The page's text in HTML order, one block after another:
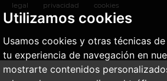
Utilizamos cookies
Usamos cookies y otras técnicas
tu experiencia de navegación en
mostrarte contenidos
legal
privacidad
cookies